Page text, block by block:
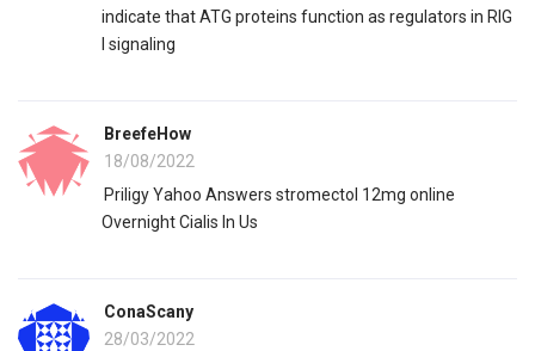
indicate that ATG proteins function as regulators in RIG
I signaling
BreefeHow
18/08/2022
Priligy Yahoo Answers stromectol 12mg online
Overnight Cialis In Us
ConaScany
28/03/2022